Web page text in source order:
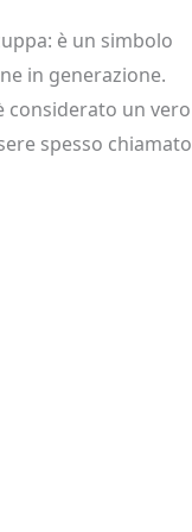
è un simbolo
in generazione.
considerato un vero
spesso chiamato